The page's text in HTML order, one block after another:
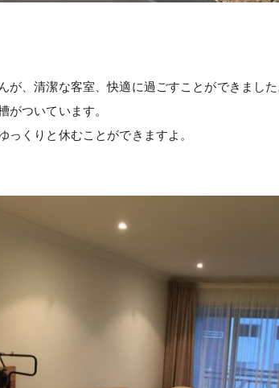
が、清潔な客室、快適に過ごすことができました
がついています。
っくりと休むことができますよ。